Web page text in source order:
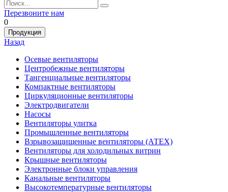
Перезвоните нам
0
Продукция
Назад
Осевые вентиляторы
Центробежные вентиляторы
Тангенциальные вентиляторы
Компактные вентиляторы
Циркуляционные вентиляторы
Электродвигатели
Насосы
Вентиляторы улитка
Промышленные вентиляторы
Взрывозащищенные вентиляторы (АТЕХ)
Вентиляторы для холодильных витрин
Крышные вентиляторы
Электронные блоки управления
Канальные вентиляторы
Высокотемпературные вентиляторы